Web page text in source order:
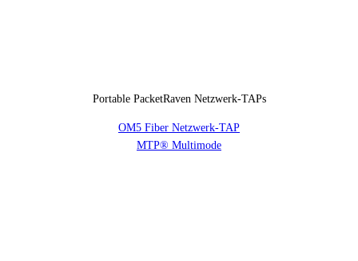
Portable PacketRaven Netzwerk-TAPs
OM5 Fiber Netzwerk-TAP
MTP® Multimode